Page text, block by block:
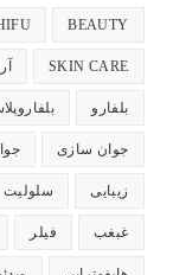
باز
بازBEAUTY
SKIN CARE
بلفارو
جوان سازی
زیبایی سلولیت
غبغب فیلر